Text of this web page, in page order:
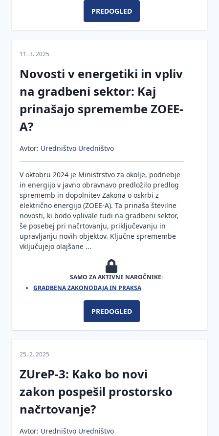
za stavbo
pogodbe
Postopek
Naloge in
obveznosti
udeležencev
GZ-1
Pogoji za
opravljanje
dejavnosti
Protipoplavna
gradnja
Zakon
urejanju
politika
sistem (PIS)
posegov
v prostor
Načrtovanje,
umeščanje
prostorskih
učinkovitost
stavbe
pravilno
izberemo
definiramo
toplotne
zdravje
delu
Gradnja in
večja
vzdrževalna
varnost in
Povezave
institucij
Gradbena
Priloge
PREDOGLED
11. 3. 2025
Novosti v energetiki in vpliv
na gradbeni sektor: Kaj
prinašajo spremembe ZOEE-
A?
Avtor: Uredništvo Uredništvo
V oktobru 2024 je Ministrstvo za okolje, podnebje
in energijo v javno obravnavo predložilo predlog
sprememb in dopolnitev Zakona o oskrbi z
električno energijo (ZOEE-A). Ta prinaša številne
novosti, ki bodo vplivale tudi na gradbeni sektor,
še posebej pri načrtovanju, priključevanju in
upravljanju novih objektov. Ključne spremembe
vključujejo olajšane ...
SAMO ZA AKTIVNE NAROČNIKE:
GRADBENA ZAKONODAJA IN PRAKSA
PREDOGLED
25. 2. 2025
ZUreP-3: Kako bo novi
zakon pospešil prostorsko
načrtovanje?
Avtor: Uredništvo Uredništvo